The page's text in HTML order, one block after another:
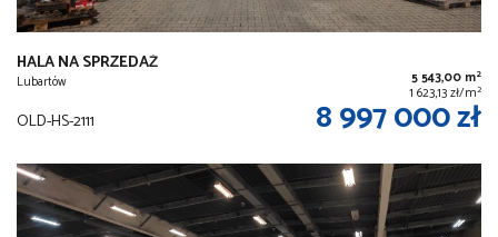
HALA NA SPRZEDAŻ
Lubartów 5 543,00 m2
1 623,13 zł/m2
OLD-HS-2111 8 997 000 zł